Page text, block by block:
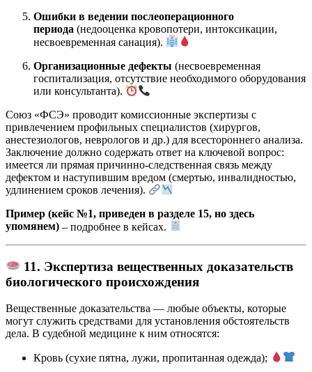
Ошибки в ведении послеоперационного
периода (недооценка кровопотери, интоксикации,
несвоевременная санация).
Организационные дефекты (несвоевременная
госпитализация, отсутствие необходимого оборудования
или консультанта).
Союз «ФСЭ» проводит комиссионные экспертизы с
привлечением профильных специалистов (хирургов,
анестезиологов, неврологов и др.) для всестороннего анализа.
Заключение должно содержать ответ на ключевой вопрос:
имеется ли прямая причинно-следственная связь между
дефектом и наступившим вредом (смертью, инвалидностью,
удлинением сроков лечения).
Пример (кейс №1, приведен в разделе 15, но здесь
упомянем) – подробнее в кейсах.
11. Экспертиза вещественных доказательств
биологического происхождения
Вещественные доказательства — любые объекты, которые
могут служить средствами для установления обстоятельств
дела. В судебной медицине к ним относятся:
Кровь (сухие пятна, лужи, пропитанная одежда);